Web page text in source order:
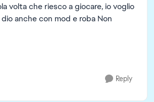
volta che riesco a giocare, io voglio
anche con mod e roba Non
Reply